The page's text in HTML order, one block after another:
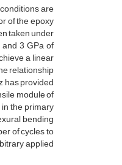
are
of the epoxy
taken under
3 GPa of
a linear
relationship
has provided
module of
the primary
bending
of cycles to
applied